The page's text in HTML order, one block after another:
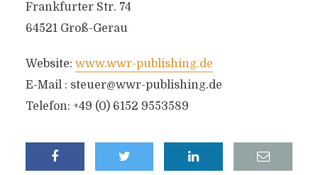
Frankfurter Str. 74
64521 Groß-Gerau
Website: www.wwr-publishing.de
E-Mail : steuer@wwr-publishing.de
Telefon: +49 (0) 6152 9553589